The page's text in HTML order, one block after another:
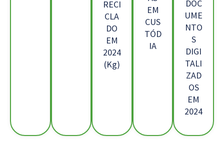
RECI
CLA
DO
EM
2024
(Kg)
EM
CUS
TÓD
IA
DOC
UME
NTO
S
DIGI
TALI
ZAD
OS
EM
2024